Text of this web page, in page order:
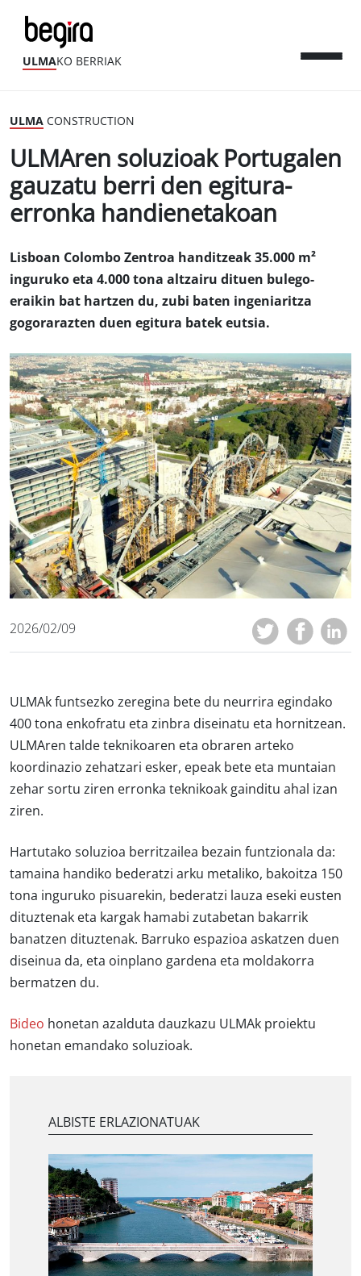
ULMAKO BERRIAK
ULMA CONSTRUCTION
ULMAren soluzioak Portugalen
gauzatu berri den egitura-
erronka handienetakoan
Lisboan Colombo Zentroa handitzeak 35.000 m²
inguruko eta 4.000 tona altzairu dituen bulego-
eraikin bat hartzen du, zubi baten ingeniaritza
gogorarazten duen egitura batek eutsia.
2026/02/09
ULMAk funtsezko zeregina bete du neurrira egindako
400 tona enkofratu eta zinbra diseinatu eta hornitzean.
ULMAren talde teknikoaren eta obraren arteko
koordinazio zehatzari esker, epeak bete eta muntaian
zehar sortu ziren erronka teknikoak gainditu ahal izan
ziren.
Hartutako soluzioa berritzailea bezain funtzionala da:
tamaina handiko bederatzi arku metaliko, bakoitza 150
tona inguruko pisuarekin, bederatzi lauza eseki eusten
dituztenak eta kargak hamabi zutabetan bakarrik
banatzen dituztenak. Barruko espazioa askatzen duen
diseinua da, eta oinplano gardena eta moldakorra
bermatzen du.
Bideo honetan azalduta dauzkazu ULMAk proiektu
honetan emandako soluzioak.
ALBISTE ERLAZIONATUAK